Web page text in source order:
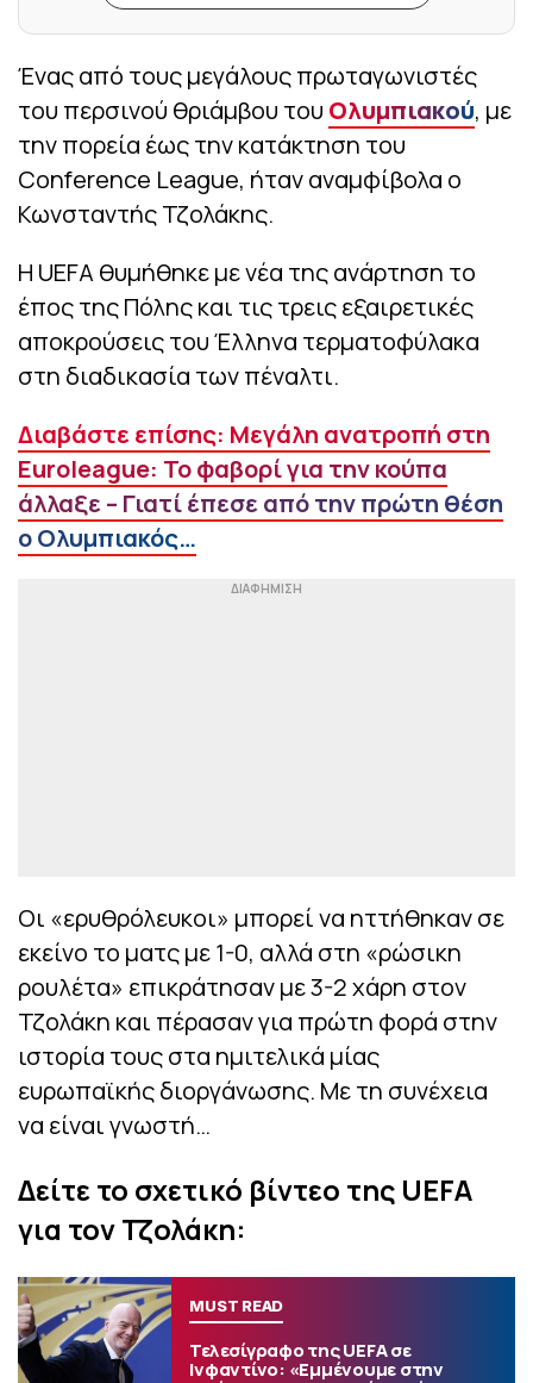
Ένας από τους μεγάλους πρωταγωνιστές
του περσινού θριάμβου του Ολυμπιακού, με
την πορεία έως την κατάκτηση του
Conference League, ήταν αναμφίβολα ο
Κωνσταντής Τζολάκης.
Η UEFA θυμήθηκε με νέα της ανάρτηση το
έπος της Πόλης και τις τρεις εξαιρετικές
αποκρούσεις του Έλληνα τερματοφύλακα
στη διαδικασία των πέναλτι.
Διαβάστε επίσης: Μεγάλη ανατροπή στη
Euroleague: Το φαβορί για την κούπα
άλλαξε – Γιατί έπεσε από την πρώτη θέση
ο Ολυμπιακός…
Οι «ερυθρόλευκοι» μπορεί να ηττήθηκαν σε
εκείνο το ματς με 1-0, αλλά στη «ρώσικη
ρουλέτα» επικράτησαν με 3-2 χάρη στον
Τζολάκη και πέρασαν για πρώτη φορά στην
ιστορία τους στα ημιτελικά μίας
ευρωπαϊκής διοργάνωσης. Με τη συνέχεια
να είναι γνωστή…
Δείτε το σχετικό βίντεο της UEFA
για τον Τζολάκη:
MUST READ
Τελεσίγραφο της UEFA σε
Ινφαντίνο: «Εμμένουμε στην